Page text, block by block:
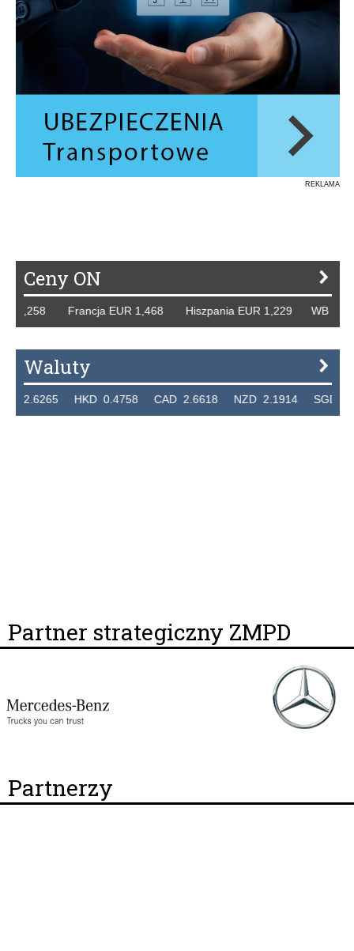
REKLAMA
Ceny ON
Francja EUR 1,468 Hiszpania EUR 1,229 WB GBP
Waluty
HKD 0.4758 CAD 2.6618 NZD 2.1914 SGD
Partner strategiczny ZMPD
Partnerzy